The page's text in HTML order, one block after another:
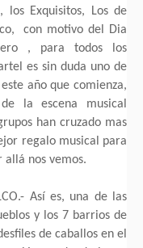
los Exquisitos, Los de
con motivo del Dia
, para todos los
es sin duda uno de
año que comienza,
la escena musical
han cruzado mas
regalo musical para
allá nos vemos.
Así es, una de las
y los 7 barrios de
de caballos en el